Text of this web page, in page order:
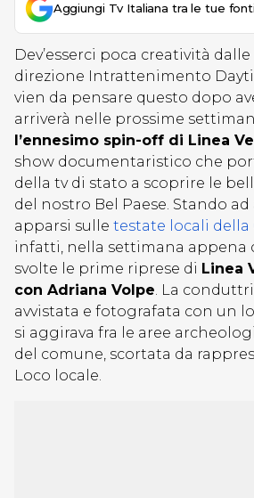
Aggiungi Tv Italiana tra le tue
Dev’esserci poca creatività
direzione Intrattenimento
vien da pensare questo dopo
arriverà nelle prossime
l’ennesimo spin-off di Linea
show documentaristico che
della tv di stato a scoprire le
del nostro Bel Paese. Stando
apparsi sulle testate locali della
infatti, nella settimana appena
svolte le prime riprese di Linea
con Adriana Volpe. La
avvistata e fotografata con un
si aggirava fra le aree
del comune, scortata da
Loco locale.